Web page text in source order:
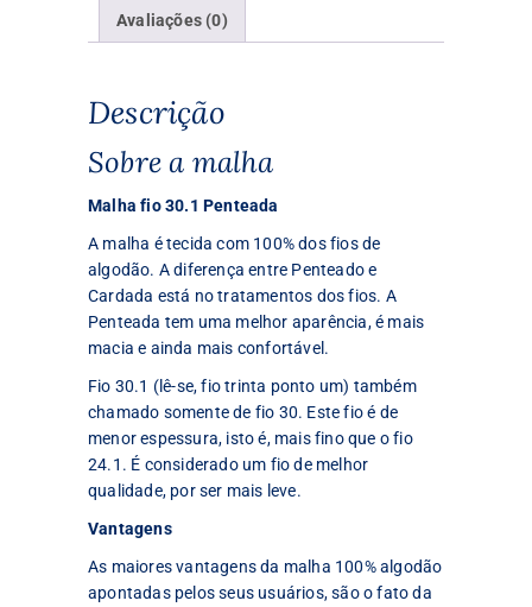
Avaliações (0)
Descrição
Sobre a malha
Malha fio 30.1 Penteada
A malha é tecida com 100% dos fios de
algodão. A diferença entre Penteado e
Cardada está no tratamentos dos fios. A
Penteada tem uma melhor aparência, é mais
macia e ainda mais confortável.
Fio 30.1 (lê-se, fio trinta ponto um) também
chamado somente de fio 30. Este fio é de
menor espessura, isto é, mais fino que o fio
24.1. É considerado um fio de melhor
qualidade, por ser mais leve.
Vantagens
As maiores vantagens da malha 100% algodão
apontadas pelos seus usuários, são o fato da